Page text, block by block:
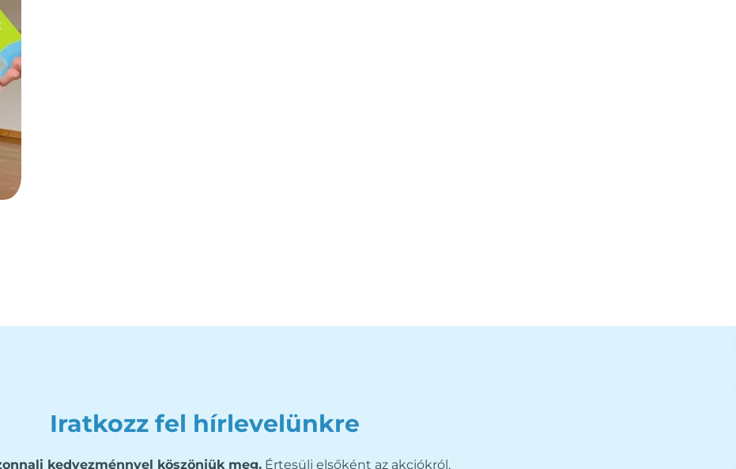
Iratkozz fel hírlevelünkre
kedvezménnyel köszönjük meg. Értesülj elsőként az akciókról,